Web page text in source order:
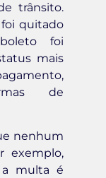
trânsito.
quitado
foi
mais
de
nenhum
exemplo,
multa é